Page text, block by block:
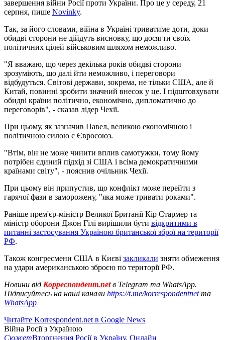
завершення війни Росії проти України. Про це у середу, 21
серпня, пише Novinky.
Так, за його словами, війна в Україні триватиме доти, доки
обидві сторони не дійдуть висновку, що досягти своїх
політичних цілей військовим шляхом неможливо.
"Я вважаю, що через декілька років обидві сторони
зрозуміють, що далі йти неможливо, і переговори
відбудуться. Світові держави, зокрема, не тільки США, але й
Китай, повинні зробити значний внесок у це. І підштовхувати
обидві країни політично, економічно, дипломатично до
переговорів", - сказав лідер Чехії.
При цьому, як зазначив Павел, великою економічною і
політичною силою є Євросоюз.
"Втім, він не може чинити вплив самотужки, тому йому
потрібен єдиний підхід зі США і всіма демократичними
країнами світу", - пояснив очільник Чехії.
При цьому він припустив, що конфлікт може перейти з
гарячої фази в заморожену, "яка може тривати роками".
Раніше прем'єр-міністр Великої Британії Кір Стармер та
міністр оборони Джон Гілі вирішили бути відкритими в
питанні застосування Україною британської зброї на території
РФ.
Також конгресмени США в Києві закликали зняти обмеження
на удари американською зброєю по території РФ.
Новини від Корреспондент.netв Telegram та WhatsApp.
Підписуйтесь на наші канали https://t.me/korrespondentnetта
WhatsApp
Читайте Korrespondent.net в Google News
Війна Росії з Україною
СюжетВторгнення Росії в Україну. Онлайн